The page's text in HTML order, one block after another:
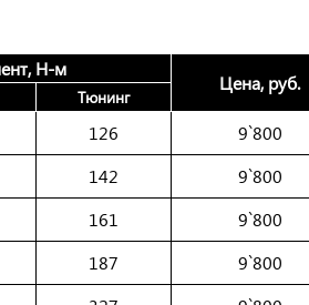
Н-м
Цена, руб.
Тюнинг
126
9`800
142
9`800
161
9`800
187
9`800